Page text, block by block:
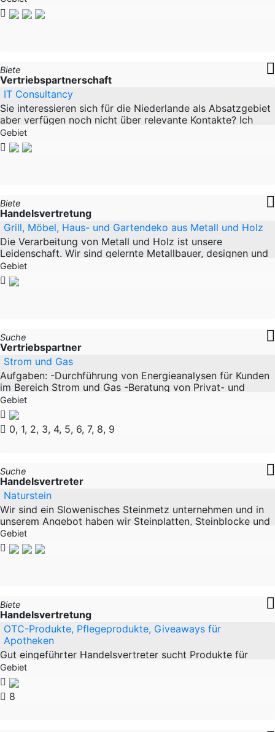
Biete
Vertriebspartnerschaft
IT Consultancy
Sie interessieren sich für die Niederlande als Absatzgebiet
aber verfügen noch nicht über relevante Kontakte? Ich
stehe Ihnen gerne zur Verfügung. Einige
Gebiet
Biete
Handelsvertretung
Grill, Möbel, Haus- und Gartendeko aus Metall und Holz
Die Verarbeitung von Metall und Holz ist unsere
Leidenschaft. Wir sind gelernte Metallbauer, designen und
produzieren Grill, Möbel, Haus- und Gartendeko ganz
Gebiet
Suche
Vertriebspartner
Strom und Gas
Aufgaben: -Durchführung von Energieanalysen für Kunden
im Bereich Strom und Gas -Beratung von Privat- und
Geschäftskunden hinsichtlich effizienter
Gebiet
0, 1, 2, 3, 4, 5, 6, 7, 8, 9
Suche
Handelsvertreter
Naturstein
Wir sind ein Slowenisches Steinmetz unternehmen und in
unserem Angebot haben wir Steinplatten, Steinblocke und
Endprodukte aus Marmor. Unsere Endprodukte sind
Gebiet
Biete
Handelsvertretung
OTC-Produkte, Pflegeprodukte, Giveaways für
Apotheken
Gut eingeführter Handelsvertreter sucht Produkte für
Apotheken, um seine Angebotspalette zu bereichern.
Ätherische Öle / bevorzugt
Gebiet
8